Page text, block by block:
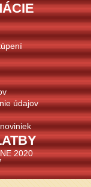
údajov
2020